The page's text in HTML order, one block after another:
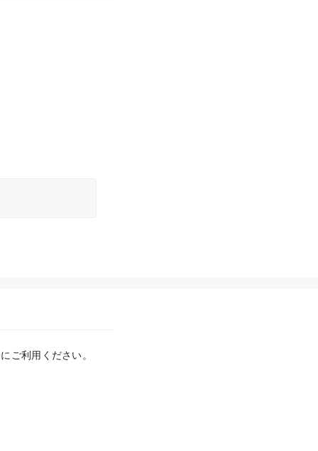
ご利用ください。